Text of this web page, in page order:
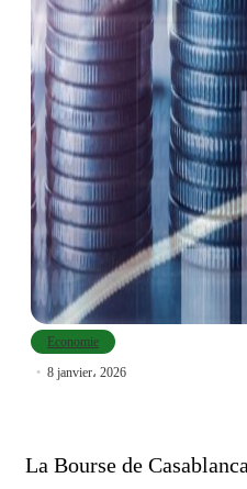
Economie
8 janvier، 2026
La Bourse de